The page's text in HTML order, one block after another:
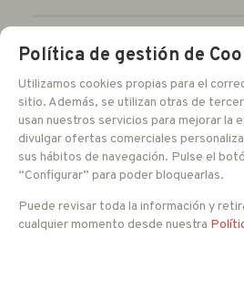
- +
FAMILIAS RELACIONADAS
CCTV IP
Codificación y
Política de gestión de
Utilizamos cookies propias para el
sitio. Además, se utilizan otras de
usan nuestros servicios para mejorar la
divulgar ofertas comerciales
sus hábitos de navegación. Pulse el
“Configurar” para poder bloquearlas.
Puede revisar toda la información y
cualquier momento desde nuestra